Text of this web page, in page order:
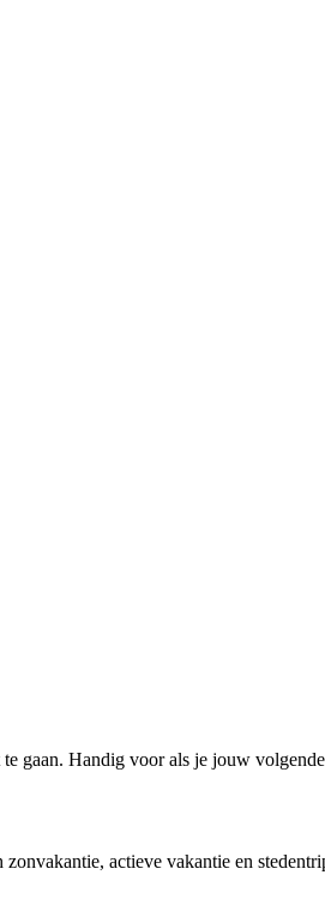
gaan. Handig voor als je jouw
actieve vakantie en